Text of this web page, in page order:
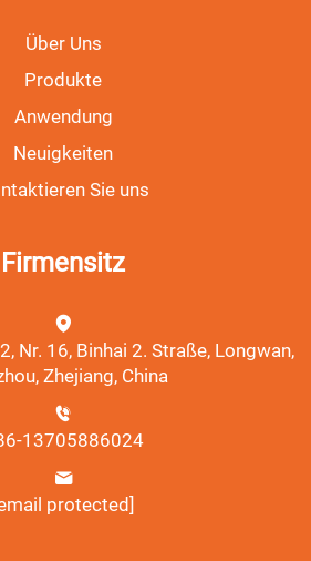
Über Uns
Produkte
Anwendung
Neuigkeiten
Sie uns
Firmensitz
Nr. 16, Binhai 2. Straße, Longwan,
Zhejiang, China
13705886024
protected]